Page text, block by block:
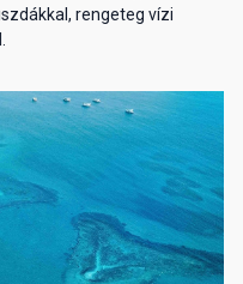
rengeteg vízi